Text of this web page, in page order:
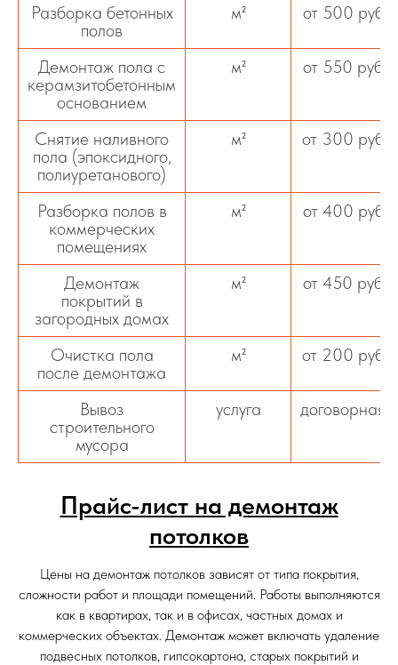
Разборка бетонных
полов
м² от 500 руб
Демонтаж пола с
керамзитобетонным
основанием
м² от 550 руб
Снятие наливного
пола (эпоксидного,
полиуретанового)
м² от 300 руб
Разборка полов в
коммерческих
помещениях
м² от 400 руб
Демонтаж
покрытий в
загородных домах
м² от 450 руб
Очистка пола
после демонтажа
м² от 200 руб
Вывоз
строительного
мусора
услуга договорная
Прайс-лист на демонтаж
потолков
Цены на демонтаж потолков зависят от типа покрытия,
сложности работ и площади помещений. Работы выполняются
как в квартирах, так и в офисах, частных домах и
коммерческих объектах. Демонтаж может включать удаление
подвесных потолков, гипсокартона, старых покрытий и